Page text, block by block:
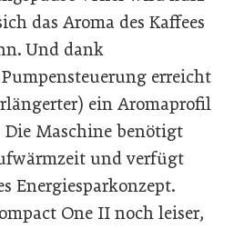
das Aroma des Kaffees
Und dank
erreicht
ein Aromaprofil
Maschine benötigt
und verfügt
Energiesparkonzept.
One II noch leiser,